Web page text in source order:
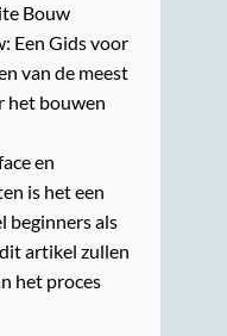
Bouw
Een Gids voor
van de meest
het bouwen
en
is het een
beginners als
artikel zullen
het proces